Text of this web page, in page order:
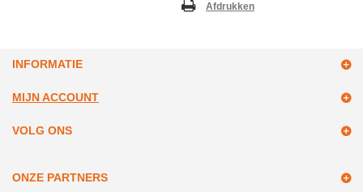
Afdrukken
INFORMATIE
MIJN ACCOUNT
VOLG ONS
ONZE PARTNERS